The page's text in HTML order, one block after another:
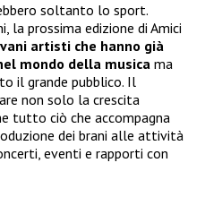
soltanto lo sport.
la prossima edizione di Amici
artisti che hanno già
mondo della musica ma
il grande pubblico. Il
non solo la crescita
tutto ciò che accompagna
dei brani alle attività
eventi e rapporti con